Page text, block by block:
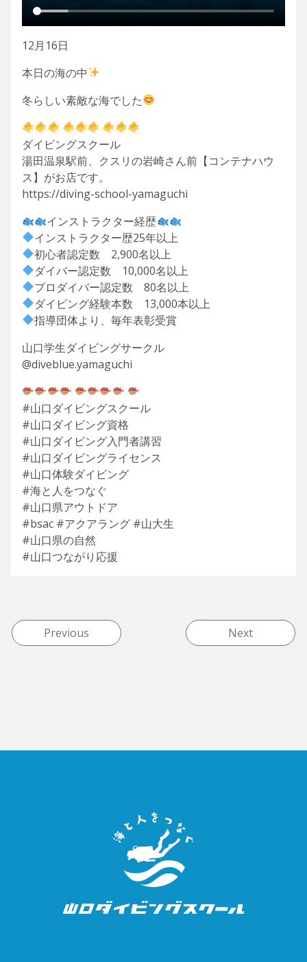
12月16日
本日の海の中
冬らしい素敵な海でした
ダイビングスクール
湯田温泉駅前、クスリの岩崎さん前【コンテナハウ
ス】がお店です。
https://diving-school-yamaguchi
インストラクター経歴
インストラクター歴25年以上
初心者認定数 2,900名以上
ダイバー認定数 10,000名以上
プロダイバー認定数 80名以上
ダイビング経験本数 13,000本以上
指導団体より、毎年表彰受賞
山口学生ダイビングサークル
@diveblue.yamaguchi
#山口ダイビングスクール
#山口ダイビング資格
#山口ダイビング入門者講習
#山口ダイビングライセンス
#山口体験ダイビング
#海と人をつなぐ
#山口県アウトドア
#bsac #アクアラング #山大生
#山口県の自然
#山口つながり応援
投稿ナビゲーション
Previous Next